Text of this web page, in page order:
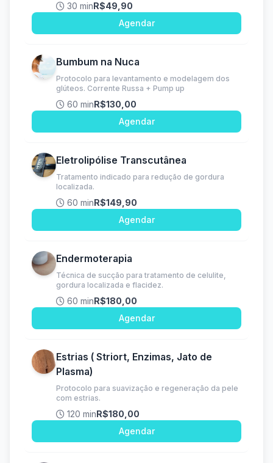
30 minR$49,90
Agendar
Bumbum na Nuca
Protocolo para levantamento e modelagem dos
glúteos. Corrente Russa + Pump up
60 minR$130,00
Agendar
Eletrolipólise Transcutânea
Tratamento indicado para redução de gordura
localizada.
60 minR$149,90
Agendar
Endermoterapia
Técnica de sucção para tratamento de celulite,
gordura localizada e flacidez.
60 minR$180,00
Agendar
Estrias ( Striort, Enzimas, Jato de
Plasma)
Protocolo para suavização e regeneração da pele
com estrias.
120 minR$180,00
Agendar